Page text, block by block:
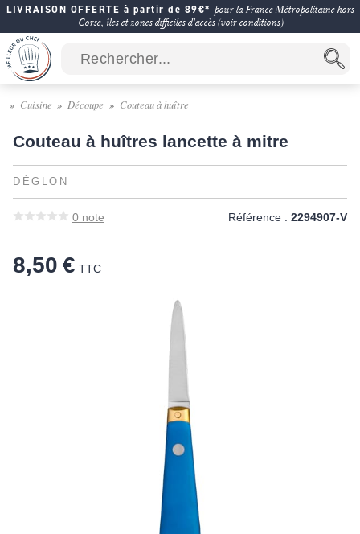
LIVRAISON OFFERTE à partir de 89€* pour la France Métropolitaine hors
Corse, îles et zones difficiles d'accès (voir conditions)
Cuisine Découpe Couteau à huître
Couteau à huîtres lancette à mitre
DÉGLON
0 note Référence : 2294907-V
8,50 € TTC